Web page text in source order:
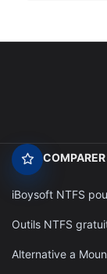
iBoysoft NTFS
Outils NTFS
Alternative a